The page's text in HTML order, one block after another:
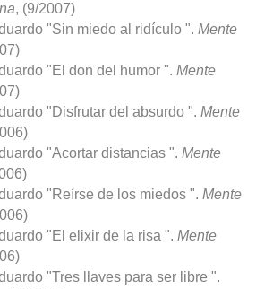
, (9/2007)
"Sin miedo al ridículo ". Mente
"El don del humor ". Mente
"Disfrutar del absurdo ". Mente
"Acortar distancias ". Mente
"Reírse de los miedos ". Mente
"El elixir de la risa ". Mente
"Tres llaves para ser libre ".